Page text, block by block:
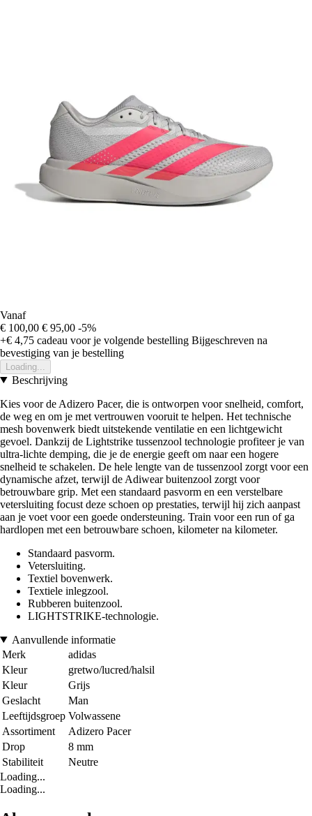
Vanaf
€ 100,00 € 95,00 -5%
+€ 4,75 cadeau voor je volgende bestelling Bijgeschreven na
bevestiging van je bestelling
Loading...
Beschrijving
Kies voor de Adizero Pacer, die is ontworpen voor snelheid, comfort,
de weg en om je met vertrouwen vooruit te helpen. Het technische
mesh bovenwerk biedt uitstekende ventilatie en een lichtgewicht
gevoel. Dankzij de Lightstrike tussenzool technologie profiteer je van
ultra-lichte demping, die je de energie geeft om naar een hogere
snelheid te schakelen. De hele lengte van de tussenzool zorgt voor een
dynamische afzet, terwijl de Adiwear buitenzool zorgt voor
betrouwbare grip. Met een standaard pasvorm en een verstelbare
vetersluiting focust deze schoen op prestaties, terwijl hij zich aanpast
aan je voet voor een goede ondersteuning. Train voor een run of ga
hardlopen met een betrouwbare schoen, kilometer na kilometer.
Standaard pasvorm.
Vetersluiting.
Textiel bovenwerk.
Textiele inlegzool.
Rubberen buitenzool.
LIGHTSTRIKE-technologie.
Aanvullende informatie
Merk
adidas
Kleur
gretwo/lucred/halsil
Kleur
Grijs
Geslacht
Man
Leeftijdsgroep Volwassene
Assortiment
Adizero Pacer
Drop
8 mm
Stabiliteit
Neutre
Loading...
Loading...